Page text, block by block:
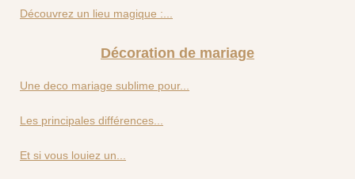
Découvrez un lieu magique :...
Décoration de mariage
Une deco mariage sublime pour...
Les principales différences...
Et si vous louiez un...